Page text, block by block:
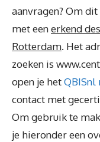
aanvragen? Om
met eenerkend
Rotterdam. Het
zoeken is
open je hetQBISnl
contact met
Om gebruik te
je hieronder een